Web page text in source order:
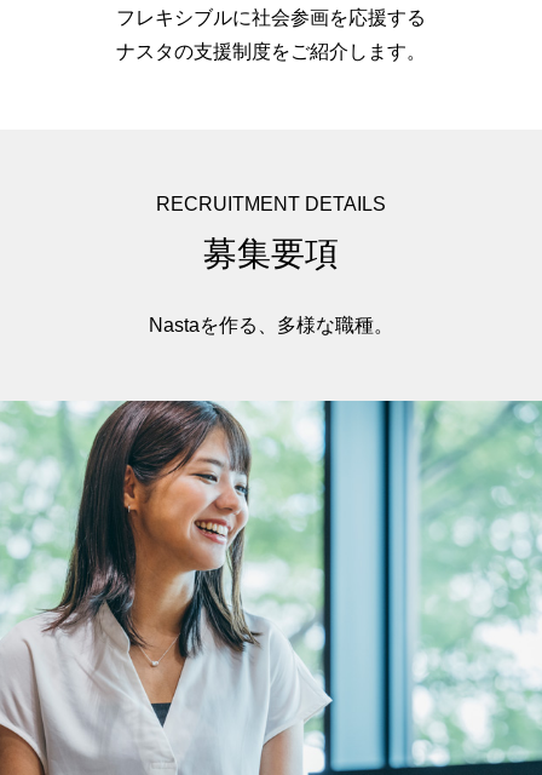
フレキシブルに社会参画を応援する
ナスタの支援制度をご紹介します。
RECRUITMENT DETAILS
募集要項
Nastaを作る、多様な職種。